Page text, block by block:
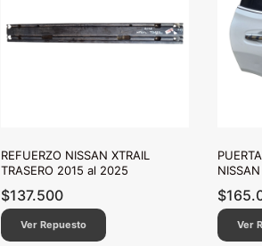
REFUERZO NISSAN XTRAIL
TRASERO 2015 al 2025
$137.500
Ver Repuesto
$
Ver